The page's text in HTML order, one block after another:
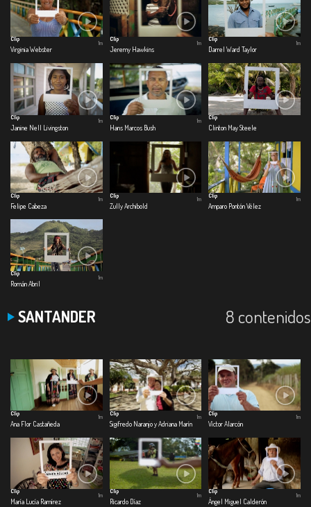
Clip
Virginia Webster
1m
Clip
Jeremy Hawkins
1m
Clip
Darrel Ward Taylor
1m
Clip
Janine Nell Livingston
1m
Clip
Hans Marcos Bush
1m
Clip
Clinton May Steele
Clip
Felipe Cabeza
1m
Clip
Zully Archibold
1m
Clip
Amparo Pontón Vélez
1m
Clip
Román Abril
1m
SANTANDER 8 contenidos
Clip
Ana Flor Castañeda
1m
Clip
Sigifredo Naranjo y Adriana Marín
1m
Clip
Víctor Alarcón
1m
Clip
María Lucía Ramírez
1m
Clip
Ricardo Díaz
1m
Clip
Ángel Miguel Calderón
1m